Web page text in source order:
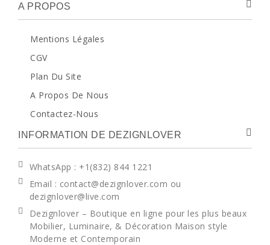
A PROPOS
Mentions Légales
CGV
Plan Du Site
A Propos De Nous
Contactez-Nous
INFORMATION DE DEZIGNLOVER
WhatsApp : +1(832) 844 1221
Email : contact@dezignlover.com ou
dezignlover@live.com
Dezignlover – Boutique en ligne pour les plus beaux
Mobilier, Luminaire, & Décoration Maison style
Moderne et Contemporain